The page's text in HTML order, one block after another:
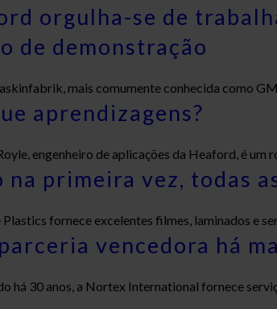
orgulha-se de
de demonstração
mais comumente conhecida como
aprendizagens?
engenheiro de aplicações da Heaford, é um
na primeira vez, todas
Plastics fornece excelentes filmes, laminados e
vencedora há
há 30 anos, a Nortex International fornece